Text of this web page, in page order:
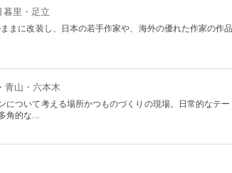
暮里・足立
まに改装し、日本の若手作家や、海外の優れた作家の作品
青山・六本木
について考える場所かつものづくりの現場。日常的なテー
角的な...